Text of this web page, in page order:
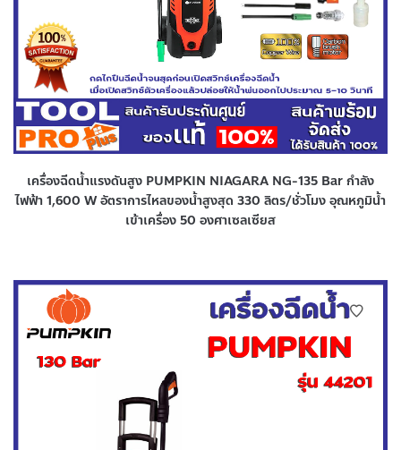
เครื่องฉีดน้ำแรงดันสูง PUMPKIN NIAGARA NG-135 Bar กำลัง
ไฟฟ้า 1,600 W อัตราการไหลของน้ำสูงสุด 330 ลิตร/ชั่วโมง อุณหภูมิน้ำ
เข้าเครื่อง 50 องศาเซลเซียส